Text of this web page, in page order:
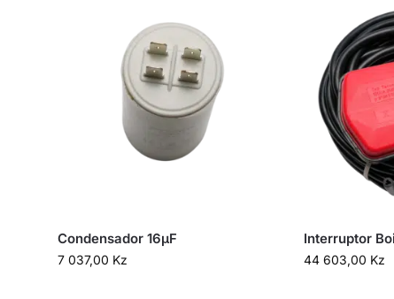
Condensador 16µF
7 037,00 Kz
Interruptor
44 603,00 Kz